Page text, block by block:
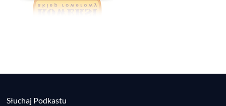
Słuchaj Podkastu